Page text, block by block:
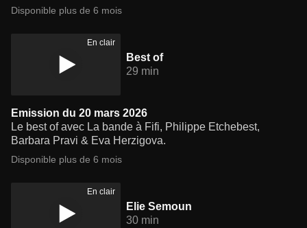
Disponible plus de 6 mois
En clair
Best of
29 min
Emission du 20 mars 2026
Le best of avec La bande à Fifi, Philippe Etchebest,
Barbara Pravi & Eva Herzigova.
Disponible plus de 6 mois
En clair
Elie Semoun
30 min